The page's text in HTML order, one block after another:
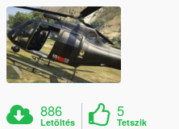
886
Letöltés
5
Tetszik